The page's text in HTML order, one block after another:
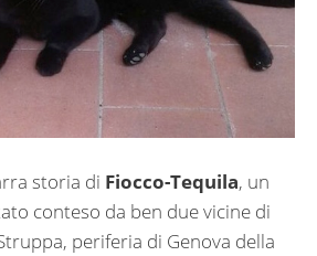
storia di Fiocco-Tequila, un
conteso da ben due vicine di
periferia di Genova della